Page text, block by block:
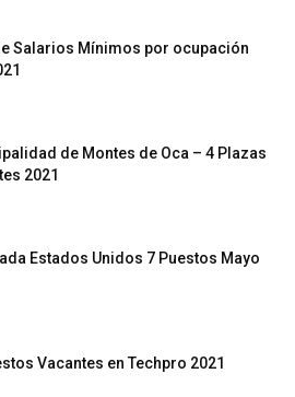
Salarios Mínimos por ocupación
de Montes de Oca – 4 Plazas
2021
Estados Unidos 7 Puestos Mayo
Vacantes en Techpro 2021